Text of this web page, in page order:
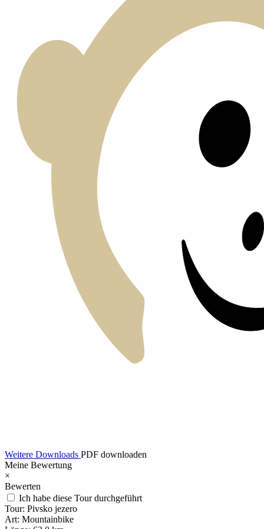
Weitere Downloads PDF downloaden
Meine Bewertung
×
Bewerten
Ich habe diese Tour durchgeführt
Tour: Pivsko jezero
Art: Mountainbike